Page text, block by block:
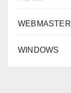
WEBMASTER
WINDOWS